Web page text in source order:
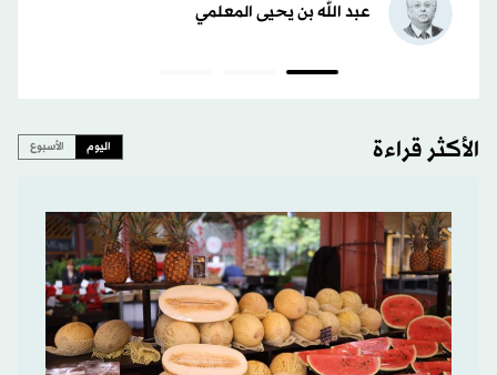
عبد الله بن يحيى المعلمي
الأكثر قراءة اليوم الأسبوع